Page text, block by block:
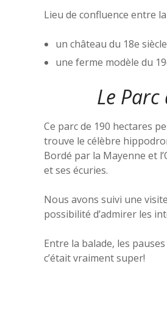
Lieu de confluence entre
un château du 18e
une ferme modèle du
Le
Ce parc de 190 hectares
trouve le célèbre
Bordé par la Mayenne et
et ses écuries.
Nous avons suivi une
possibilité d’admirer les
Entre la balade, les
c’était vraiment super!